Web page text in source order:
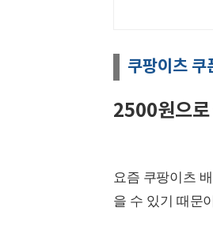
쿠팡이츠 쿠
2500원으로
요즘 쿠팡이츠
을 수 있기 때문